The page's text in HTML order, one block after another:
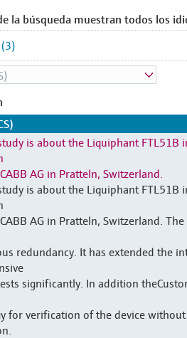
la búsqueda muestran todos los
is about the Liquiphant FTL51B
AG in Pratteln, Switzerland.
is about the Liquiphant FTL51B
AG in Pratteln, Switzerland. The
redundancy. It has extended the
significantly. In addition
for verification of the device without